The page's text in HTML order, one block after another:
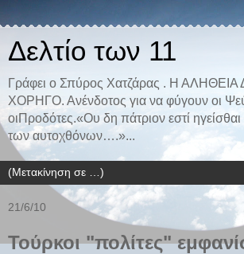
Δελτίο των 11
Γράφει ο Σπύρος Χατζάρας . Η
ΧΟΡΗΓΟ. Ανένδοτος για να φύγουν οι
οιΠροδότες.«Ου δη πάτριον εστί
των αυτοχθόνων….»...
21/6/10
Τούρκοι "πολίτες"